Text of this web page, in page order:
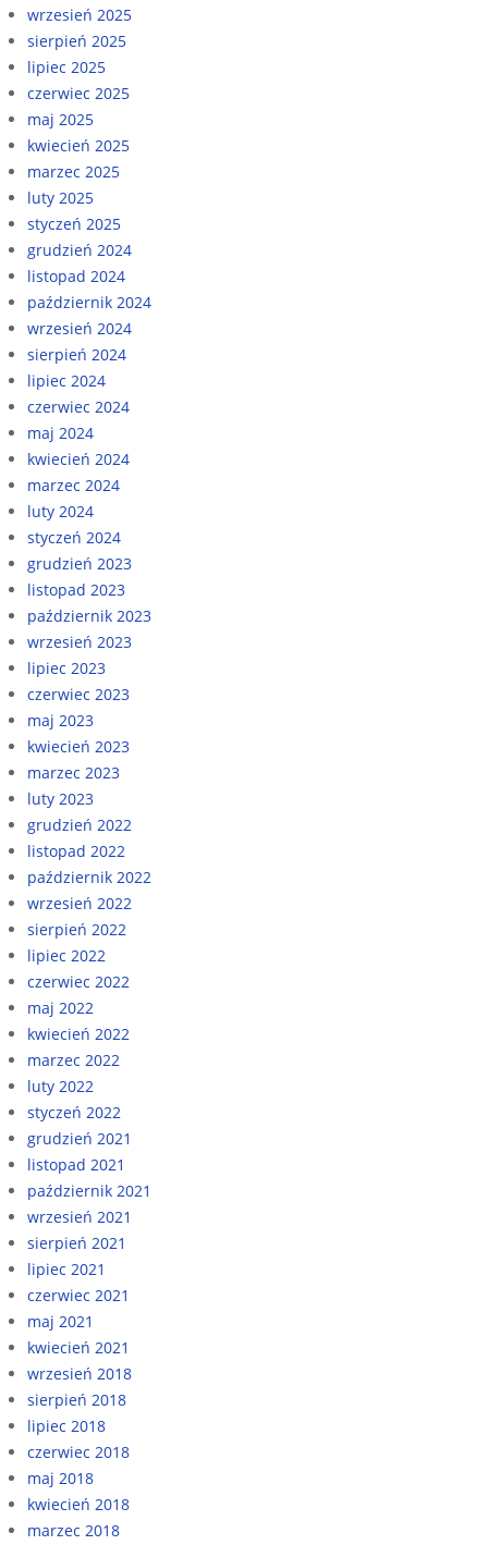
wrzesień 2025
sierpień 2025
lipiec 2025
czerwiec 2025
maj 2025
kwiecień 2025
marzec 2025
luty 2025
styczeń 2025
grudzień 2024
listopad 2024
październik 2024
wrzesień 2024
sierpień 2024
lipiec 2024
czerwiec 2024
maj 2024
kwiecień 2024
marzec 2024
luty 2024
styczeń 2024
grudzień 2023
listopad 2023
październik 2023
wrzesień 2023
lipiec 2023
czerwiec 2023
maj 2023
kwiecień 2023
marzec 2023
luty 2023
grudzień 2022
listopad 2022
październik 2022
wrzesień 2022
sierpień 2022
lipiec 2022
czerwiec 2022
maj 2022
kwiecień 2022
marzec 2022
luty 2022
styczeń 2022
grudzień 2021
listopad 2021
październik 2021
wrzesień 2021
sierpień 2021
lipiec 2021
czerwiec 2021
maj 2021
kwiecień 2021
wrzesień 2018
sierpień 2018
lipiec 2018
czerwiec 2018
maj 2018
kwiecień 2018
marzec 2018